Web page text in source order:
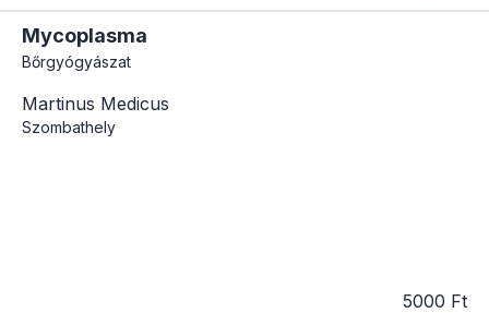
Mycoplasma
Bőrgyógyászat
Martinus Medicus
Szombathely
5000 Ft